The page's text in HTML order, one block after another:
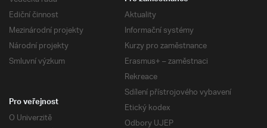
Ediční činnost
Mezinárodní projekty
Národní projekty
Smluvní výzkum
Aktuality
Informační systémy
Kurzy pro zaměstnance
Erasmus+ – zaměstnaci
Rekreace
Sdílení přístrojového vybavení
Etický kodex
Odbory UJEP
Pro veřejnost
O Univerzitě